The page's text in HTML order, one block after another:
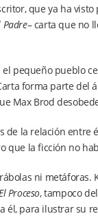
que ya ha
Padre– carta que no
pequeño pueblo
forma parte
Max Brod
de la relación entre
que la ficción no
ni metáforas.
Proceso, tampoco
él, para ilustrar su